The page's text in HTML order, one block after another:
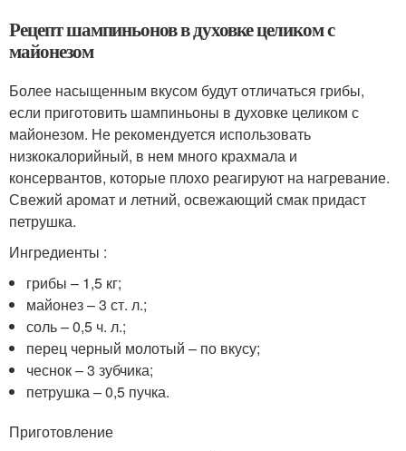
Рецепт шампиньонов в духовке целиком с
майонезом
Более насыщенным вкусом будут отличаться грибы,
если приготовить шампиньоны в духовке целиком с
майонезом. Не рекомендуется использовать
низкокалорийный, в нем много крахмала и
консервантов, которые плохо реагируют на нагревание.
Свежий аромат и летний, освежающий смак придаст
петрушка.
Ингредиенты :
грибы – 1,5 кг;
майонез – 3 ст. л.;
соль – 0,5 ч. л.;
перец черный молотый – по вкусу;
чеснок – 3 зубчика;
петрушка – 0,5 пучка.
Приготовление